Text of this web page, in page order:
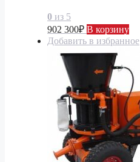
0 из 5
902 300₽ В корзину
Добавить в избранное